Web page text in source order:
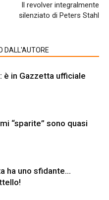
Il revolver integralmente
silenziato di Peters Stahl
DALL'AUTORE
è in Gazzetta ufficiale
“sparite” sono quasi
ha uno sfidante…